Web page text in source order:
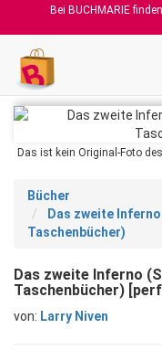
Bei BUCHMARIE
Das ist kein Original-Foto
Bücher
Das zweite
Taschenbücher)
Das zweite Inferno
Taschenbücher)
von: Larry Niven